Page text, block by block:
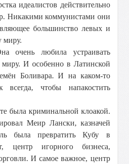
идеалистов действительно
Никакими коммунистами они
большинство левых и
миру.
очень любила устраивать
И особенно в Латинской
Боливара. И на каком-то
всегда, чтобы напакостить
была криминальной клоакой.
Меир Лански, казначей
была превратить Кубу в
центр игорного бизнеса,
И самое важное, центр